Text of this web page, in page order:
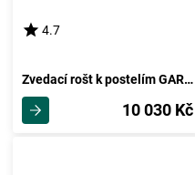
4.7
Zvedací rošt k postelím GARGE 160
10 030 Kč